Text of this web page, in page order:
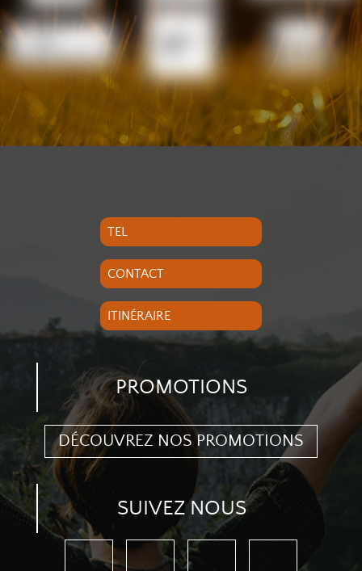
TEL
CONTACT
ITINÉRAIRE
PROMOTIONS
DÉCOUVREZ NOS PROMOTIONS
SUIVEZ NOUS